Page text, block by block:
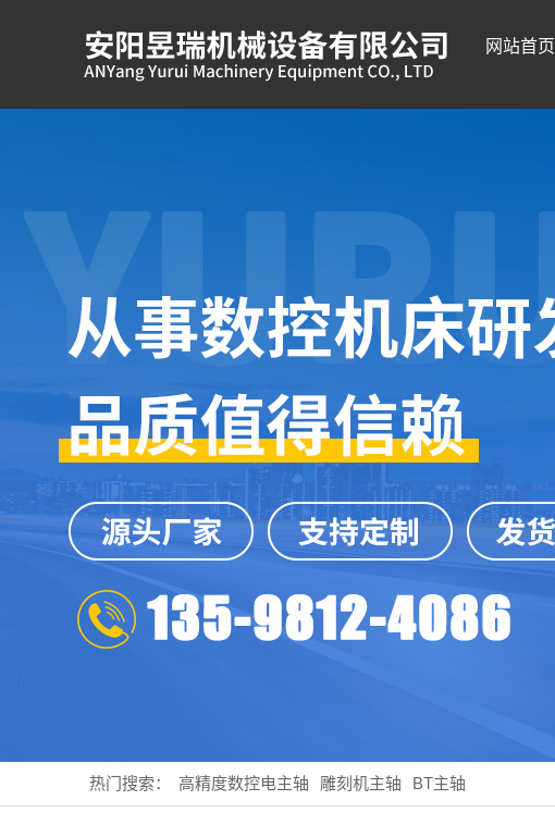
网站首页
热门搜索： 高精度数控电主轴 雕刻机主轴 BT主轴